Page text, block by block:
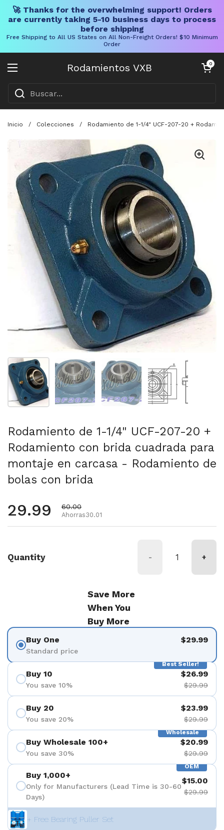
🚀 Thanks for the overwhelming support! Orders
are currently taking 5-10 business days to process
before shipping
Free Shipping to All US States on All Non-Freight Orders! $10 Minimum
Order
Rodamientos VXB
Abrir menú
Carrito0
Inicio / Colecciones / Rodamiento de 1-1/4" UCF-207-20 +
Mostrar diapositiva 1Mostrar diapositiva 2Mostrar diapositiva 3
Mostrar
Rodamiento de 1-1/4" UCF-207-20 +
Rodamiento con brida cuadrada para
montaje en carcasa - Rodamiento de
bolas con brida
Precio habitual
29.99 Precio de oferta
60.00
Ahorras30.01
Quantity - +
Save More
When You
Buy More
Buy One
Standard price
$29.99
Best Seller!
Buy 10
You save 10%
$26.99
$29.99
Buy 20
You save 20%
$23.99
$29.99
Wholesale
Buy Wholesale 100+
You save 30%
$20.99
$29.99
OEM
Buy 1,000+
Only for Manufacturers (Lead Time is 30-60
Days)
$15.00
$29.99
+ Free Bearing Puller Set